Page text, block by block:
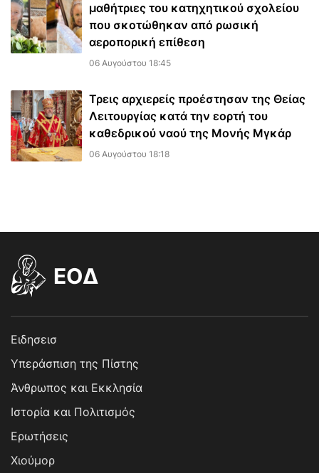
μαθήτριες του κατηχητικού σχολείου
που σκοτώθηκαν από ρωσική
αεροπορική επίθεση
06 Αυγούστου 18:45
Τρεις αρχιερείς προέστησαν της Θείας
Λειτουργίας κατά την εορτή του
καθεδρικού ναού της Μονής Μγκάρ
06 Αυγούστου 18:18
EOΔ
Ειδησεισ
Υπεράσπιση της Πίστης
Άνθρωπος και Εκκλησία
Ιστορία και Πολιτισμός
Ερωτήσεις
Χιούμορ